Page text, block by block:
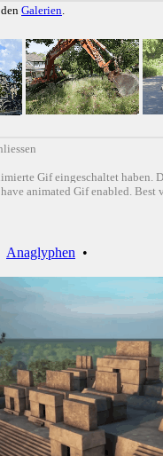
Galerien.
Gif eingeschaltet haben.
animated Gif enabled.
Anaglyphen •